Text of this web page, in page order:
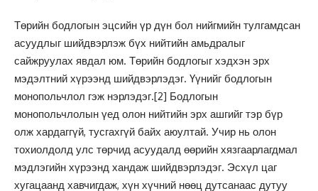
Төрийн бодлогын эцсийн үр дүн бол нийгмийн тулгамдсан
асуудлыг шийдвэрлэж бүх нийтийн амьдралыг
сайжруулах явдал юм. Төрийн бодлогыг хэдхэн эрх
мэдэлтний хүрээнд шийдвэрлэдэг. Үүнийг бодлогын
монопольчлол гэж нэрлэдэг.[2] Бодлогын
монопольчлолын үед олон нийтийн эрх ашгийг тэр бүр
олж хардаггүй, тусгахгүй байх аюултай. Учир нь олон
тохиолдолд улс төрчид асуудалд өөрийн хязгаарлагдмал
мэдлэгийн хүрээнд хандаж шийдвэрлэдэг. Эсхүл цаг
хугацаанд хавчигдаж, хүн хүчний нөөц дутсанаас дутуу